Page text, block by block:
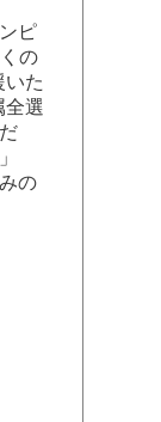
ピ
の
た
全選
の